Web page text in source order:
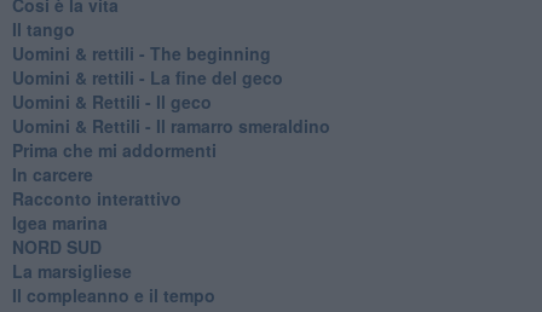
Il tango
​Uomini & rettili - The beginning
​Uomini & rettili - La fine del geco
Uomini & Rettili - Il geco
Uomini & Rettili - Il ramarro smeraldino
Prima che mi addormenti
In carcere
Racconto interattivo
Igea marina
​NORD SUD
La marsigliese
Il compleanno e il tempo